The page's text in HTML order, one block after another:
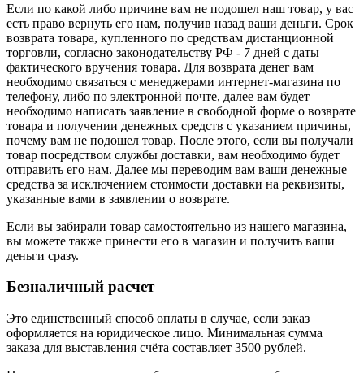
Если по какой либо причине вам не подошел наш товар, у вас
есть право вернуть его нам, получив назад ваши деньги. Срок
возврата товара, купленного по средствам дистанционной
торговли, согласно законодательству РФ - 7 дней с даты
фактического вручения товара. Для возврата денег вам
необходимо связаться с менеджерами интернет-магазина по
телефону, либо по электронной почте, далее вам будет
необходимо написать заявление в свободной форме о возврате
товара и получении денежных средств с указанием причины,
почему вам не подошел товар. После этого, если вы получали
товар посредством службы доставки, вам необходимо будет
отправить его нам. Далее мы переводим вам ваши денежные
средства за исключением стоимости доставки на реквизиты,
указанные вами в заявлении о возврате.
Если вы забирали товар самостоятельно из нашего магазина,
вы можете также принести его в магазин и получить ваши
деньги сразу.
Безналичный расчет
Это единственный способ оплаты в случае, если заказ
оформляется на юридическое лицо. Минимальная сумма
заказа для выставления счёта составляет 3500 рублей.